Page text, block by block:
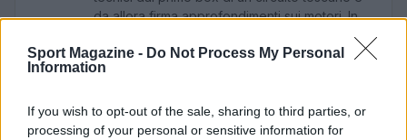
Sport Magazine - Do Not Process My Personal
Information
If you wish to opt-out of the sale, sharing to third parties, or
processing of your personal or sensitive information for
da allora firma approfondimenti sui motori. In
alle prove su pista, cura il format 'tecnica e
cronaca' e conserva i fogli di appunti del